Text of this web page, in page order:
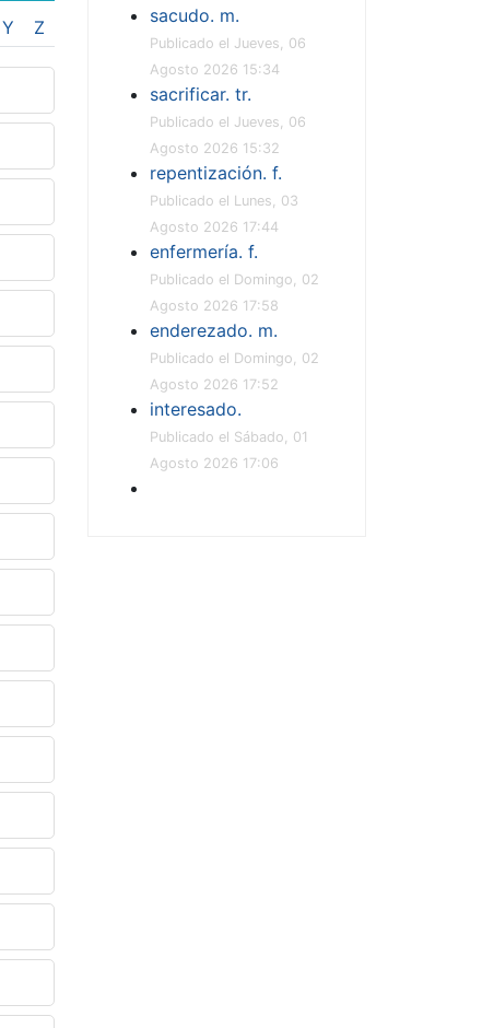
Y Z
sacudo. m.
Publicado el Jueves, 06
Agosto 2026 15:34
sacrificar. tr.
Publicado el Jueves, 06
Agosto 2026 15:32
repentización. f.
Publicado el Lunes, 03
Agosto 2026 17:44
enfermería. f.
Publicado el Domingo, 02
Agosto 2026 17:58
enderezado. m.
Publicado el Domingo, 02
Agosto 2026 17:52
interesado.
Publicado el Sábado, 01
Agosto 2026 17:06